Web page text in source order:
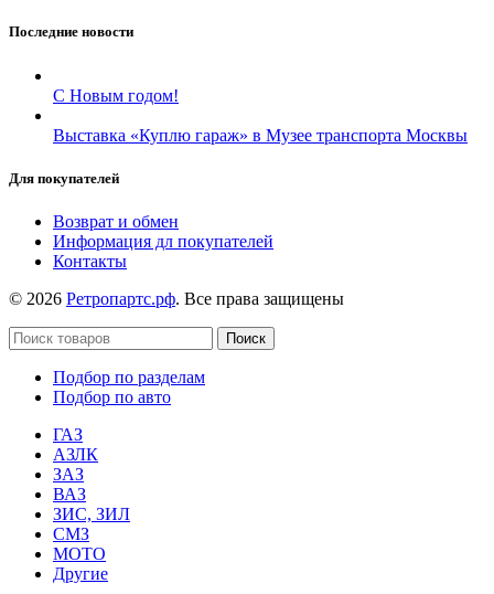
Последние новости
С Новым годом!
Выставка «Куплю гараж» в Музее транспорта Москвы
Для покупателей
Возврат и обмен
Информация дл покупателей
Контакты
© 2026 Ретропартс.рф. Все права защищены
Поиск
Подбор по разделам
Подбор по авто
ГАЗ
АЗЛК
ЗАЗ
ВАЗ
ЗИС, ЗИЛ
СМЗ
МОТО
Другие